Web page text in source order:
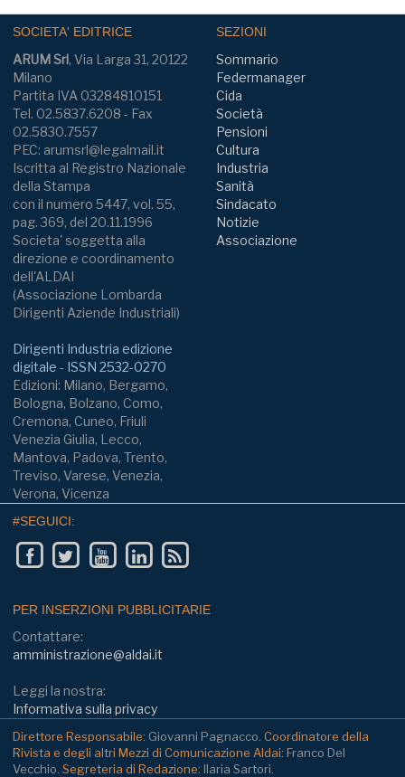
SOCIETA' EDITRICE
ARUM Srl, Via Larga 31, 20122
Milano
Partita IVA 03284810151
Tel. 02.5837.6208 - Fax
02.5830.7557
PEC: arumsrl@legalmail.it
Iscritta al Registro Nazionale
della Stampa
con il numero 5447, vol. 55,
pag. 369, del 20.11.1996
Societa' soggetta alla
direzione e coordinamento
dell'ALDAI
(Associazione Lombarda
Dirigenti Aziende Industriali)
Dirigenti Industria edizione
digitale - ISSN 2532-0270
Edizioni: Milano, Bergamo,
Bologna, Bolzano, Como,
Cremona, Cuneo, Friuli
Venezia Giulia, Lecco,
Mantova, Padova, Trento,
Treviso, Varese, Venezia,
Verona, Vicenza
SEZIONI
Sommario
Federmanager
Cida
Società
Pensioni
Cultura
Industria
Sanità
Sindacato
Notizie
Associazione
#SEGUICI:
PER INSERZIONI PUBBLICITARIE
Contattare:
amministrazione@aldai.it
Leggi la nostra:
Informativa sulla privacy
Direttore Responsabile: Giovanni Pagnacco. Coordinatore della
Rivista e degli altri Mezzi di Comunicazione Aldai: Franco Del
Vecchio. Segreteria di Redazione: Ilaria Sartori.